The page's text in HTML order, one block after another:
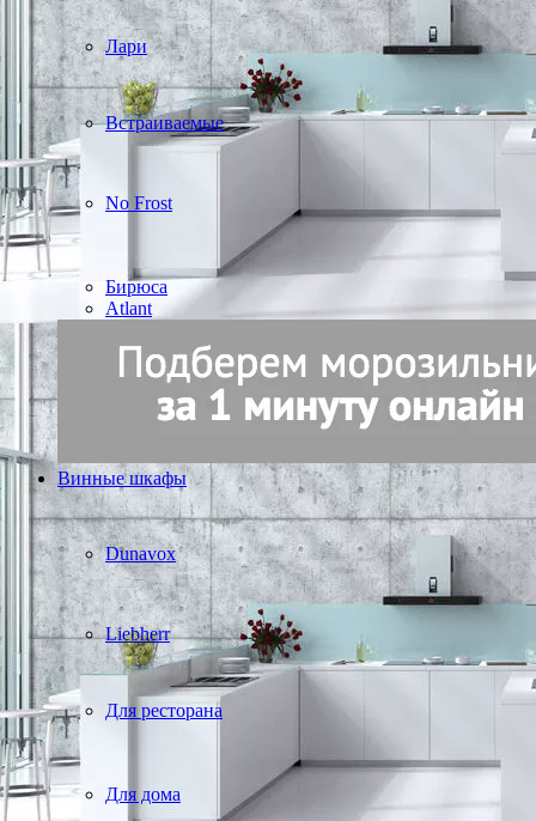
Лари
Встраиваемые
No Frost
Бирюса
Atlant
Винные шкафы
Dunavox
Liebherr
Для ресторана
Для дома